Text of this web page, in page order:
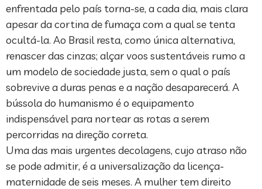
enfrentada pelo país torna-se, a cada dia, mais clara
apesar da cortina de fumaça com a qual se tenta
ocultá-la. Ao Brasil resta, como única alternativa,
renascer das cinzas; alçar voos sustentáveis rumo a
um modelo de sociedade justa, sem o qual o país
sobrevive a duras penas e a nação desaparecerá. A
bússola do humanismo é o equipamento
indispensável para nortear as rotas a serem
percorridas na direção correta.
Uma das mais urgentes decolagens, cujo atraso não
se pode admitir, é a universalização da licença-
maternidade de seis meses. A mulher tem direito